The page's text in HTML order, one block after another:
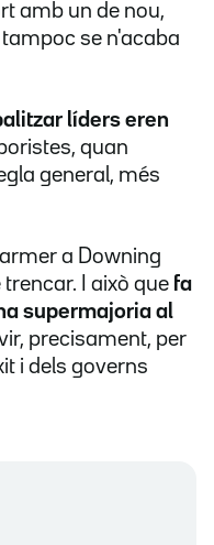
amb un de nou,
se n'acaba
líders eren
quan
general, més
a Downing
I això que fa
supermajoria al
precisament, per
i dels governs